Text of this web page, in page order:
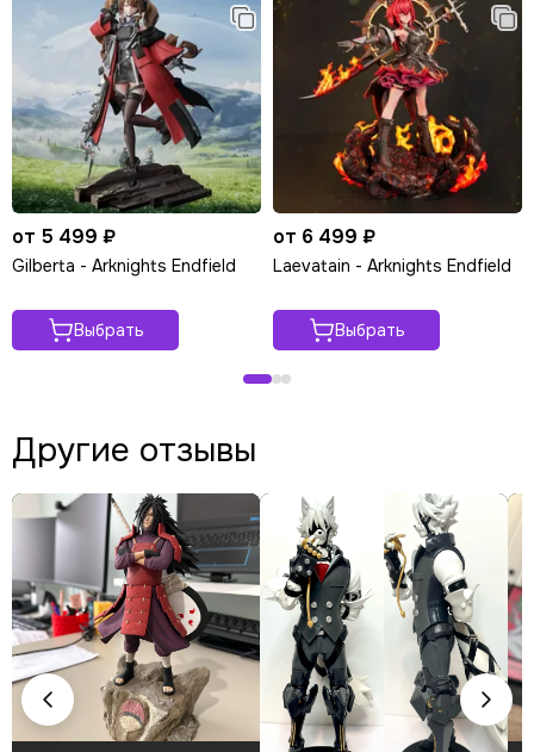
от 5 499 ₽
Gilberta - Arknights Endfield
Выбрать
от 6 499 ₽
Laevatain - Arknights Endfield
Выбрать
Другие отзывы